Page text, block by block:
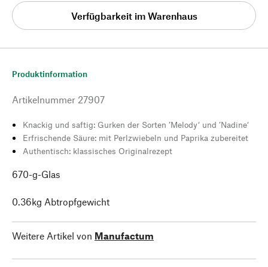
Verfügbarkeit im Warenhaus
Produktinformation
Artikelnummer 27907
Knackig und saftig: Gurken der Sorten ’Melody‘ und ’Nadine‘
Erfrischende Säure: mit Perlzwiebeln und Paprika zubereitet
Authentisch: klassisches Originalrezept
670-g-Glas
0.36kg Abtropfgewicht
Weitere Artikel von Manufactum